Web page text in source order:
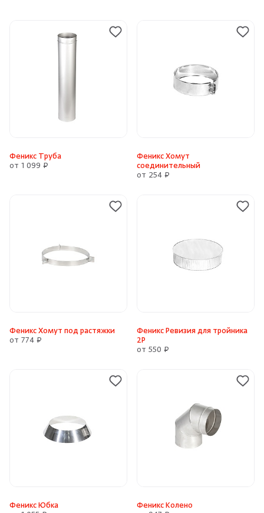
Феникс Труба
от 1 099 ₽
Феникс Хомут
соединительный
от 254 ₽
Феникс Хомут под растяжки
от 774 ₽
Феникс Ревизия для тройника
2P
от 550 ₽
Феникс Юбка Феникс Колено